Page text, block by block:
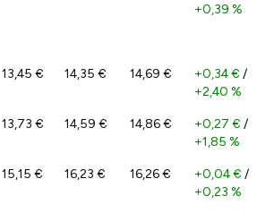
+0,39 %
13,45 € 14,35 € 14,69 € +0,34 € /
+2,40 %
13,73 € 14,59 € 14,86 € +0,27 € /
+1,85 %
15,15 € 16,23 € 16,26 € +0,04 € /
+0,23 %